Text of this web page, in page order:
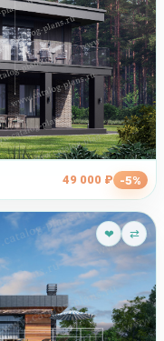
49 000 ₽ -5%
❤ ⇄